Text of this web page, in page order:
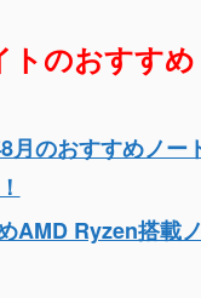
トのおすすめ
月のおすすめノー
AMD Ryzen搭載